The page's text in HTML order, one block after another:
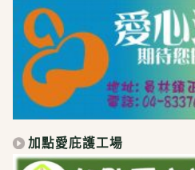
加點愛庇護工場